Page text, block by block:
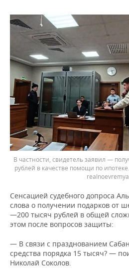
В частности, свидетель заявил —
рублей в качестве помощи по ипотеке.
Сенсацией судебного допроса
слова о получении подарков от
—200 тысяч рублей в общей
этом после вопросов защиты:
— В связи с празднованием
средства порядка 15 тысяч? —
Николай Соколов.